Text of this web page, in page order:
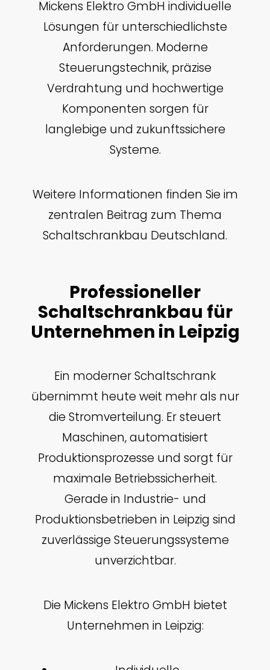
Mickens Elektro GmbH individuelle
Lösungen für unterschiedlichste
Anforderungen. Moderne
Steuerungstechnik, präzise
Verdrahtung und hochwertige
Komponenten sorgen für
langlebige und zukunftssichere
Systeme.
Weitere Informationen finden Sie im
zentralen Beitrag zum Thema
Schaltschrankbau Deutschland.
Professioneller
Schaltschrankbau für
Unternehmen in Leipzig
Ein moderner Schaltschrank
übernimmt heute weit mehr als nur
die Stromverteilung. Er steuert
Maschinen, automatisiert
Produktionsprozesse und sorgt für
maximale Betriebssicherheit.
Gerade in Industrie- und
Produktionsbetrieben in Leipzig sind
zuverlässige Steuerungssysteme
unverzichtbar.
Die Mickens Elektro GmbH bietet
Unternehmen in Leipzig: